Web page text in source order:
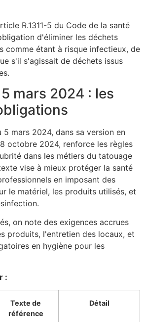
R.1311-5 du Code de la santé
d'éliminer les déchets
comme étant à risque infectieux, de
s'il s'agissait de déchets issus
mars 2024 : les
5 mars 2024, dans sa version en
octobre 2024, renforce les règles
dans les métiers du tatouage
vise à mieux protéger la santé
en imposant des
le matériel, les produits utilisés, et
on note des exigences accrues
produits, l'entretien des locaux, et
en hygiène pour les
:
Texte de
référence
Détail